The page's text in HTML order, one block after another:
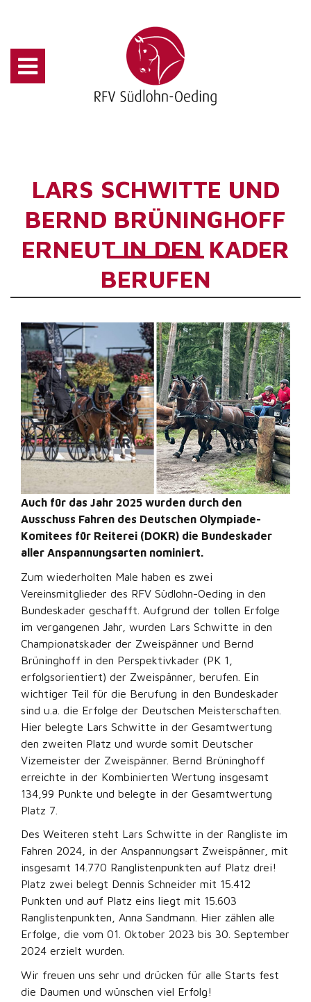
LARS SCHWITTE UND
BERND BRÜNINGHOFF
ERNEUT IN DEN KADER
BERUFEN
Auch für das Jahr 2025 wurden durch den
Ausschuss Fahren des Deutschen Olympiade-
Komitees für Reiterei (DOKR) die Bundeskader
aller Anspannungsarten nominiert.
Zum wiederholten Male haben es zwei
Vereinsmitglieder des RFV Südlohn-Oeding in den
Bundeskader geschafft. Aufgrund der tollen Erfolge
im vergangenen Jahr, wurden Lars Schwitte in den
Championatskader der Zweispänner und Bernd
Brüninghoff in den Perspektivkader (PK 1,
erfolgsorientiert) der Zweispänner, berufen. Ein
wichtiger Teil für die Berufung in den Bundeskader
sind u.a. die Erfolge der Deutschen Meisterschaften.
Hier belegte Lars Schwitte in der Gesamtwertung
den zweiten Platz und wurde somit Deutscher
Vizemeister der Zweispänner. Bernd Brüninghoff
erreichte in der Kombinierten Wertung insgesamt
134,99 Punkte und belegte in der Gesamtwertung
Platz 7.
Des Weiteren steht Lars Schwitte in der Rangliste im
Fahren 2024, in der Anspannungsart Zweispänner, mit
insgesamt 14.770 Ranglistenpunkten auf Platz drei!
Platz zwei belegt Dennis Schneider mit 15.412
Punkten und auf Platz eins liegt mit 15.603
Ranglistenpunkten, Anna Sandmann. Hier zählen alle
Erfolge, die vom 01. Oktober 2023 bis 30. September
2024 erzielt wurden.
Wir freuen uns sehr und drücken für alle Starts fest
die Daumen und wünschen viel Erfolg!